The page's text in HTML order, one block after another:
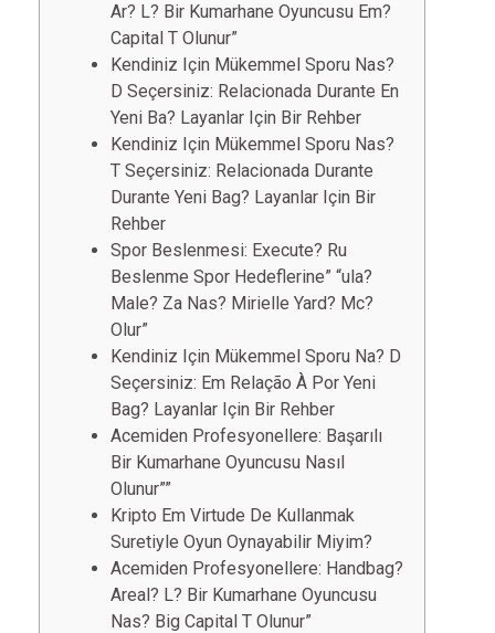
Ar? L? Bir Kumarhane Oyuncusu Em?
Capital T Olunur”
Kendiniz Için Mükemmel Sporu Nas?
D Seçersiniz: Relacionada Durante En
Yeni Ba? Layanlar Için Bir Rehber
Kendiniz Için Mükemmel Sporu Nas?
T Seçersiniz: Relacionada Durante
Durante Yeni Bag? Layanlar Için Bir
Rehber
Spor Beslenmesi: Execute? Ru
Beslenme Spor Hedeflerine” “ula?
Male? Za Nas? Mirielle Yard? Mc?
Olur”
Kendiniz Için Mükemmel Sporu Na? D
Seçersiniz: Em Relação À Por Yeni
Bag? Layanlar Için Bir Rehber
Acemiden Profesyonellere: Başarılı
Bir Kumarhane Oyuncusu Nasıl
Olunur””
Kripto Em Virtude De Kullanmak
Suretiyle Oyun Oynayabilir Miyim?
Acemiden Profesyonellere: Handbag?
Areal? L? Bir Kumarhane Oyuncusu
Nas? Big Capital T Olunur”